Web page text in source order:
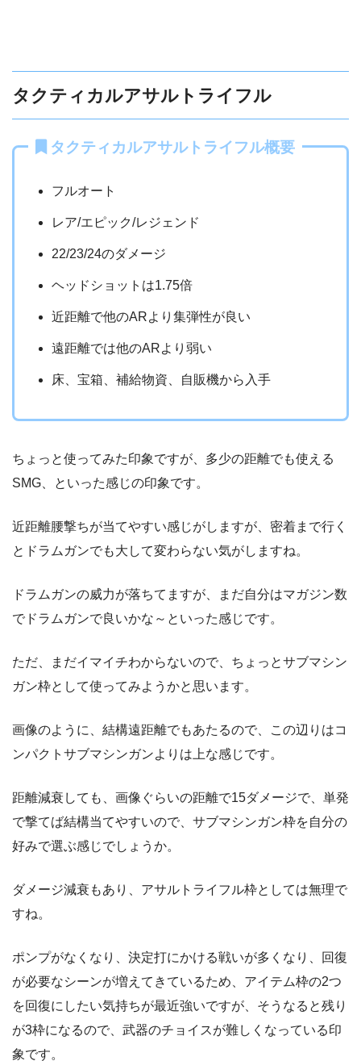
タクティカルアサルトライフル
タクティカルアサルトライフル概要
フルオート
レア/エピック/レジェンド
22/23/24のダメージ
ヘッドショットは1.75倍
近距離で他のARより集弾性が良い
遠距離では他のARより弱い
床、宝箱、補給物資、自販機から入手
ちょっと使ってみた印象ですが、多少の距離でも使える
SMG、といった感じの印象です。
近距離腰撃ちが当てやすい感じがしますが、密着まで行く
とドラムガンでも大して変わらない気がしますね。
ドラムガンの威力が落ちてますが、まだ自分はマガジン数
でドラムガンで良いかな～といった感じです。
ただ、まだイマイチわからないので、ちょっとサブマシン
ガン枠として使ってみようかと思います。
画像のように、結構遠距離でもあたるので、この辺りはコ
ンパクトサブマシンガンよりは上な感じです。
距離減衰しても、画像ぐらいの距離で15ダメージで、単発
で撃てば結構当てやすいので、サブマシンガン枠を自分の
好みで選ぶ感じでしょうか。
ダメージ減衰もあり、アサルトライフル枠としては無理で
すね。
ポンプがなくなり、決定打にかける戦いが多くなり、回復
が必要なシーンが増えてきているため、アイテム枠の2つ
を回復にしたい気持ちが最近強いですが、そうなると残り
が3枠になるので、武器のチョイスが難しくなっている印
象です。